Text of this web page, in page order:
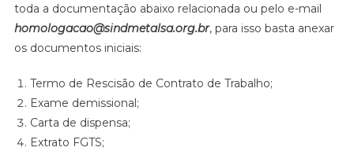
toda a documentação abaixo relacionada ou pelo e-mail
homologacao@sindmetalsa.org.br, para isso basta anexar
os documentos iniciais:
Termo de Rescisão de Contrato de Trabalho;
Exame demissional;
Carta de dispensa;
Extrato FGTS;